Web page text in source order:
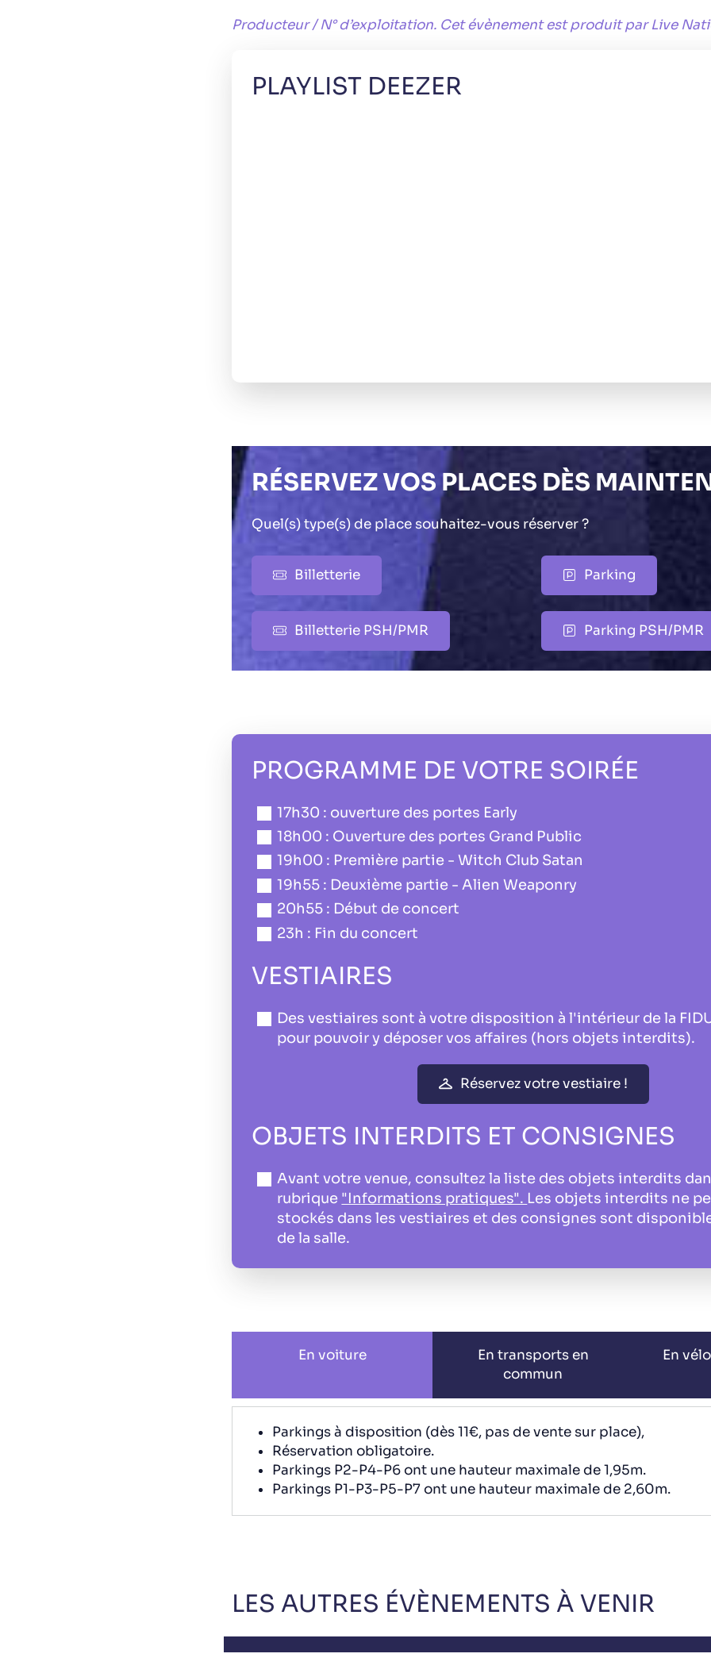
Producteur / N° d’exploitation. Cet évènement est produit par Live
PLAYLIST DEEZER
RÉSERVEZ VOS PLACES DÈS
Quel(s) type(s) de place souhaitez-vous réserver ?
Billetterie
Billetterie PSH/PMR
Parking
Parking PSH/PMR
PROGRAMME DE VOTRE SOIRÉE
17h30 : ouverture des portes Early
18h00 : Ouverture des portes Grand Public
19h00 : Première partie - Witch Club Satan
19h55 : Deuxième partie - Alien Weaponry
20h55 : Début de concert
23h : Fin du concert
VESTIAIRES
Des vestiaires sont à votre disposition à l'intérieur de la
pour pouvoir y déposer vos affaires (hors objets interdits).
Réservez votre vestiaire !
OBJETS INTERDITS ET CONSIGNES
Avant votre venue, consultez la liste des objets interdits
rubrique "Informations pratiques". Les objets interdits ne
stockés dans les vestiaires et des consignes sont
de la salle.
En voiture
En transports en
commun
En
Parkings à disposition (dès 11€, pas de vente sur place),
Réservation obligatoire.
Parkings P2-P4-P6 ont une hauteur maximale de 1,95m.
Parkings P1-P3-P5-P7 ont une hauteur maximale de 2,60m.
LES AUTRES ÉVÈNEMENTS À VENIR